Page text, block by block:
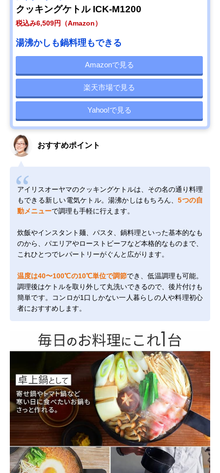
クッキングケトル ICK-M1200
税込み6,509円（Amazon）
湯沸かしも鍋料理もできる
Amazonで見る
楽天市場で見る
Yahoo!で見る
おすすめポイント
アイリスオーヤマのクッキングケトルは、その名の通り料理
もできる新しい電気ケトル。湯沸かしはもちろん、5つの自
動メニューで調理も手軽に行えます。
炊飯やインスタント麺、パスタ、鍋料理といった基本的なも
のから、パエリアやローストビーフなど本格的なものまで、
これひとつでレパートリーがぐんと広がります。
温度は40〜100℃の10℃単位で調節でき、低温調理も可能。
調理後はケトルを取り外して丸洗いできるので、後片付けも
簡単です。コンロが1口しかない一人暮らしの人や料理初心
者におすすめします。